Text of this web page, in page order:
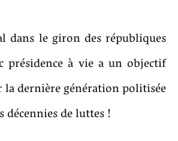
dans le giron des républiques
présidence à vie a un objectif
dernière génération politisée
décennies de luttes !